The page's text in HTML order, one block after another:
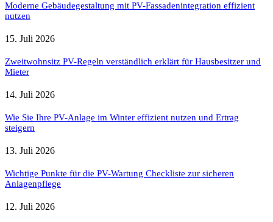
Moderne Gebäudegestaltung mit PV-Fassadenintegration effizient
nutzen
15. Juli 2026
Zweitwohnsitz PV-Regeln verständlich erklärt für Hausbesitzer und
Mieter
14. Juli 2026
Wie Sie Ihre PV-Anlage im Winter effizient nutzen und Ertrag
steigern
13. Juli 2026
Wichtige Punkte für die PV-Wartung Checkliste zur sicheren
Anlagenpflege
12. Juli 2026